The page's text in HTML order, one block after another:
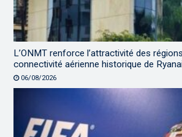
L’ONMT renforce l’attractivité des
connectivité aérienne historique de
06/08/2026